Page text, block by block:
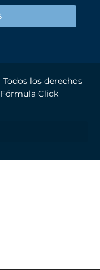
Todos los derechos
Fórmula Click